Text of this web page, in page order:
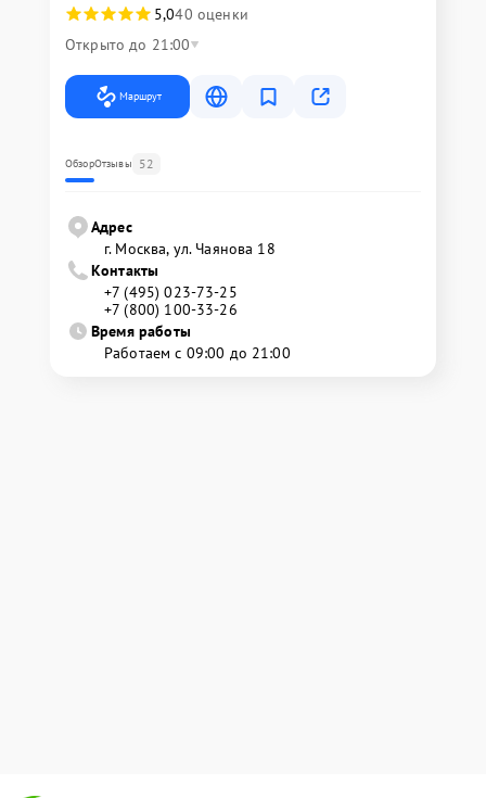
5,040 оценки
Открыто до 21:00
Маршрут
ОбзорОтзывы 52
Адрес
г. Москва, ул. Чаянова 18
Контакты
+7 (495) 023-73-25
+7 (800) 100-33-26
Время работы
Работаем с 09:00 до 21:00